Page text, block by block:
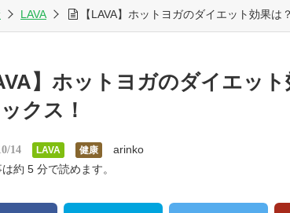
LAVA 【LAVA】ホットヨガのダイエット効果は
】ホットヨガのダイエッ
クス！
14 LAVA 健康
arinko
約 5 分で読めます。